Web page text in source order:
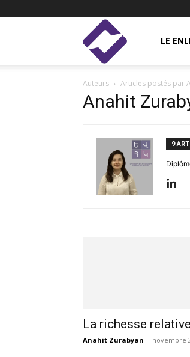
Enlight
Studies
LE
Auteurs Articles postés par
Anahit
9
La richesse relative
Anahit Zurabyan - novembre